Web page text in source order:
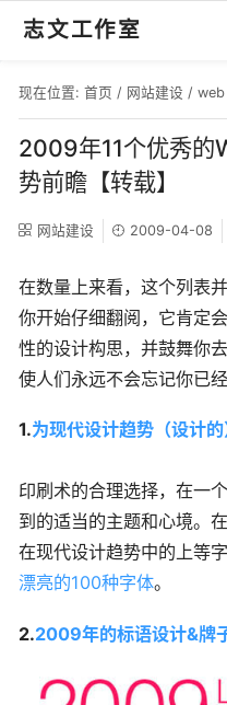
志文工作室
现在位置: 首页 / 网站建设 / web
2009年11个优秀的
势前瞻【转载】
网站建设 2009-04-08
在数量上来看，这个列表
你开始仔细翻阅，它肯定
性的设计构思，并鼓舞你
使人们永远不会忘记你已经
1.为现代设计趋势（设计
印刷术的合理选择，在一
到的适当的主题和心境。
在现代设计趋势中的上等
漂亮的100种字体。
2.2009年的标语设计&牌